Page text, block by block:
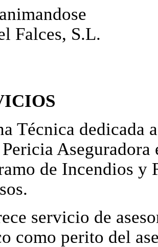
Falces, S.L.
Técnica dedicada
Aseguradora
de Incendios y
servicio de
como perito del